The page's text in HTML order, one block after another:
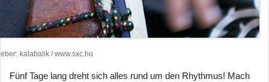
kalabalik / www.sxc.hu
Fünf Tage lang dreht sich alles rund um den Rhythmus! Mach